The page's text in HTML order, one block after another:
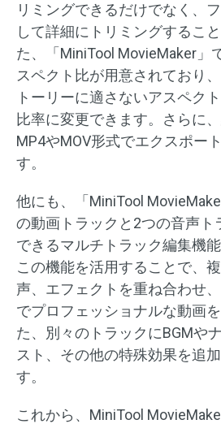
リミングできるだけでなく、
して詳細にトリミングするこ
た、「MiniTool MovieMaker」
スペクト比が用意されており
トーリーに適さないアスペク
比率に変更できます。さらに
MP4やMOV形式でエクスポー
す。
他にも、「MiniTool
の動画トラックと2つの音声ト
できるマルチトラック編集機
この機能を活用することで、
声、エフェクトを重ね合わせ
でプロフェッショナルな動画
た、別々のトラックにBGMや
スト、その他の特殊効果を追
す。
これから、MiniTool